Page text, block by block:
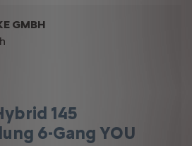
145
6-Gang YOU
GMBH